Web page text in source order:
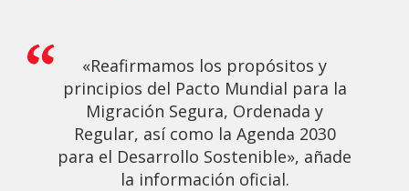
«Reafirmamos los propósitos y
principios del Pacto Mundial para la
Migración Segura, Ordenada y
Regular, así como la Agenda 2030
para el Desarrollo Sostenible», añade
la información oficial.